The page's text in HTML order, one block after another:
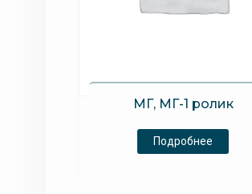
МГ, МГ-1 ролик
Подробнее